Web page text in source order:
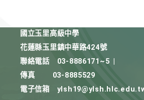
國立玉里高級中學
花蓮縣玉里鎮中華路424號
聯絡電話
03-8886171~5
傳真
03-8885529
電子信箱